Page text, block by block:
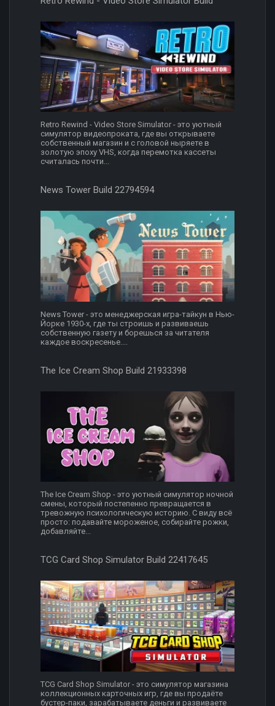
Retro Rewind - Video Store Simulator - это уютный
симулятор видеопроката, где вы открываете
собственный магазин и с головой ныряете в
золотую эпоху VHS, когда перемотка кассеты
считалась почти...
News Tower Build 22794594
News Tower - это менеджерская игра-тайкун в Нью-
Йорке 1930-х, где ты строишь и развиваешь
собственную газету и борешься за читателя
каждое воскресенье....
The Ice Cream Shop Build 21933398
The Ice Cream Shop - это уютный симулятор ночной
смены, который постепенно превращается в
тревожную психологическую историю. С виду всё
просто: подавайте мороженое, собирайте рожки,
добавляйте...
TCG Card Shop Simulator Build 22417645
TCG Card Shop Simulator - это симулятор магазина
коллекционных карточных игр, где вы продаёте
бустер-паки, зарабатываете деньги и развиваете